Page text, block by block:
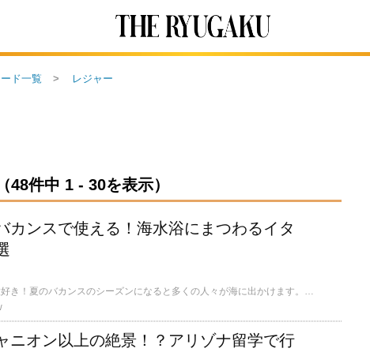
ド一覧 レジャー
48件中 1 - 30を表示）
カンスで使える！海水浴にまつわるイタ
イタリア人は海が大好き！夏のバカンスのシーズンになると多くの人々が海に出かけます。そこで、ここではイタリアの海水浴にまつわるイタリア語をご紹介します。
ニオン以上の絶景！？アリゾナ留学で行